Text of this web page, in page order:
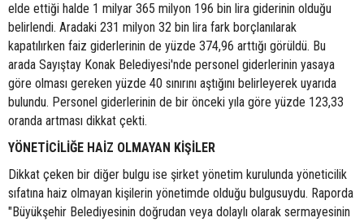
elde ettiği halde 1 milyar 365 milyon 196 bin lira giderinin olduğu
belirlendi. Aradaki 231 milyon 32 bin lira fark borçlanılarak
kapatılırken faiz giderlerinin de yüzde 374,96 arttığı görüldü. Bu
arada Sayıştay Konak Belediyesi'nde personel giderlerinin yasaya
göre olması gereken yüzde 40 sınırını aştığını belirleyerek uyarıda
bulundu. Personel giderlerinin de bir önceki yıla göre yüzde 123,33
oranda artması dikkat çekti.
YÖNETİCİLİĞE HAİZ OLMAYAN KİŞİLER
Dikkat çeken bir diğer bulgu ise şirket yönetim kurulunda yöneticilik
sıfatına haiz olmayan kişilerin yönetimde olduğu bulgusuydu. Raporda
"Büyükşehir Belediyesinin doğrudan veya dolaylı olarak sermayesinin